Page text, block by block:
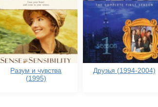
Разум и чувства
(1995)
Друзья (1994-2004)